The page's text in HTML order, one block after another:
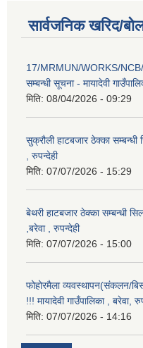
सार्वजनिक खरिद/
17/MRMUN/WORKS/NCB/
सम्बन्धी सूचना - मायादेवी
मिति: 08/04/2026 - 09:29
सुक्रौली हाटबजार ठेक्का सम्बन्धी
, रुपन्देही
मिति: 07/07/2026 - 15:29
बेथरी हाटबजार ठेक्का सम्बन्धी
,बरेवा , रुपन्देही
मिति: 07/07/2026 - 15:00
फोहोरमैला व्यवस्थापन(संकलन/
!!! मायादेवी गाउँपालिका , बरेवा,
मिति: 07/07/2026 - 14:16